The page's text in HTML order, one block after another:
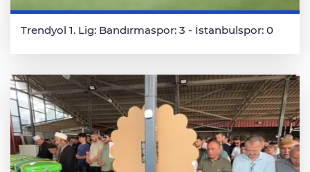
Trendyol 1. Lig: Bandırmaspor: 3 - İstanbulspor: 0